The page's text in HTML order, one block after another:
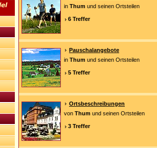
in Thum und seinen Ortsteilen
6 Treffer
Pauschalangebote
in Thum und seinen Ortsteilen
5 Treffer
Ortsbeschreibungen
von Thum und seinen Ortsteilen
3 Treffer